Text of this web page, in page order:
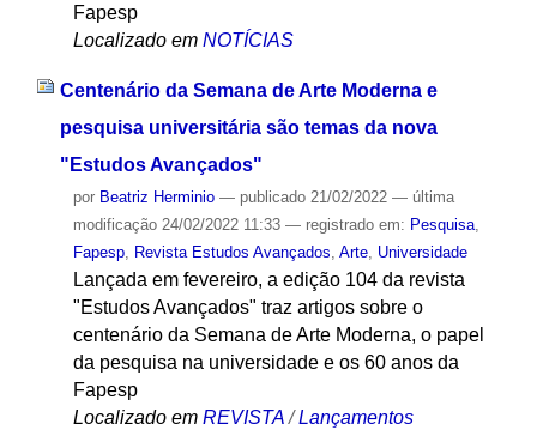
Fapesp
Localizado em NOTÍCIAS
Centenário da Semana de Arte Moderna e
pesquisa universitária são temas da nova
"Estudos Avançados"
por Beatriz Herminio — publicado21/02/2022 — última
modificação24/02/2022 11:33 — registrado em: Pesquisa,
Fapesp, Revista Estudos Avançados, Arte, Universidade
Lançada em fevereiro, a edição 104 da revista
"Estudos Avançados" traz artigos sobre o
centenário da Semana de Arte Moderna, o papel
da pesquisa na universidade e os 60 anos da
Fapesp
Localizado em REVISTA /Lançamentos